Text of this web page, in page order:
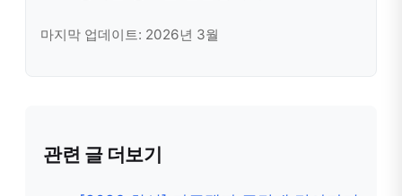
마지막 업데이트: 2026년 3월
관련 글 더보기